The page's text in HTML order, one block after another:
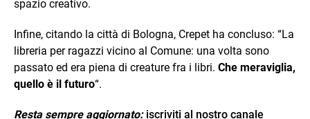
spazio creativo.
Infine, citando la città di Bologna, Crepet ha concluso: “La
libreria per ragazzi vicino al Comune: una volta sono
passato ed era piena di creature fra i libri. Che meraviglia,
quello è il futuro“.
Resta sempre aggiornato: iscriviti al nostro canale